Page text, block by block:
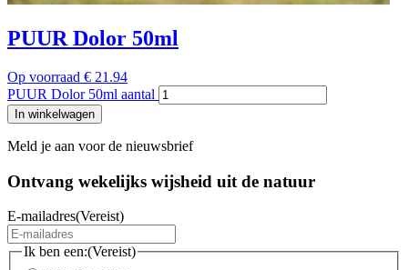
PUUR Dolor 50ml
Op voorraad € 21.94
PUUR Dolor 50ml aantal
In winkelwagen
Meld je aan voor de nieuwsbrief
Ontvang wekelijks wijsheid uit de natuur
E-mailadres(Vereist)
Ik ben een:(Vereist)